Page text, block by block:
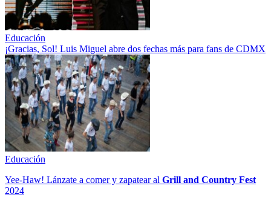
Educación
¡Gracias, Sol! Luis Miguel abre dos fechas más para fans de CDMX
Educación
Yee-Haw! Lánzate a comer y zapatear al Grill and Country Fest
2024